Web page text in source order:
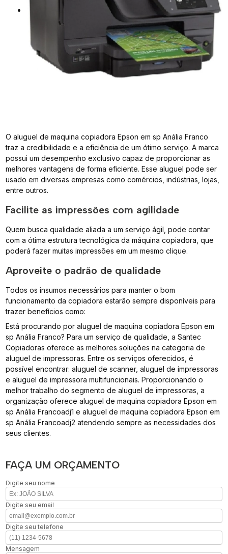
O aluguel de maquina copiadora Epson em sp Anália Franco
traz a credibilidade e a eficiência de um ótimo serviço. A marca
possui um desempenho exclusivo capaz de proporcionar as
melhores vantagens de forma eficiente. Esse aluguel pode ser
usado em diversas empresas como comércios, indústrias, lojas,
entre outros.
Facilite as impressões com agilidade
Quem busca qualidade aliada a um serviço ágil, pode contar
com a ótima estrutura tecnológica da máquina copiadora, que
poderá fazer muitas impressões em um mesmo clique.
Aproveite o padrão de qualidade
Todos os insumos necessários para manter o bom
funcionamento da copiadora estarão sempre disponíveis para
trazer benefícios como:
Está procurando por aluguel de maquina copiadora Epson em
sp Anália Franco? Para um serviço de qualidade, a Santec
Copiadoras oferece as melhores soluções na categoria de
aluguel de impressoras. Entre os serviços oferecidos, é
possível encontrar: aluguel de scanner, aluguel de impressoras
e aluguel de impressora multifuncionais. Proporcionando o
melhor trabalho do segmento de aluguel de impressoras, a
organização oferece aluguel de maquina copiadora Epson em
sp Anália Francoadj1 e aluguel de maquina copiadora Epson em
sp Anália Francoadj2 atendendo sempre as necessidades dos
seus clientes.
FAÇA UM ORÇAMENTO
Digite seu nome
Digite seu email
Digite seu telefone
Mensagem